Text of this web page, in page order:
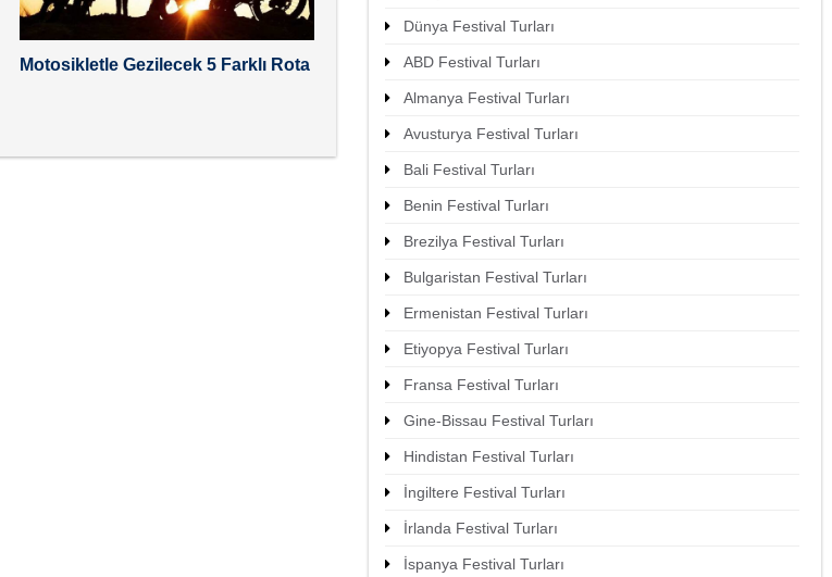
Motosikletle Gezilecek 5 Farklı Rota
Kıbrıs’a Gitmeden Önce Bilmeniz
Dünya Festival Turları
ABD Festival Turları
Almanya Festival Turları
Avusturya Festival Turları
Bali Festival Turları
Benin Festival Turları
Brezilya Festival Turları
Bulgaristan Festival Turları
Ermenistan Festival Turları
Etiyopya Festival Turları
Fransa Festival Turları
Gine-Bissau Festival Turları
Hindistan Festival Turları
İngiltere Festival Turları
İrlanda Festival Turları
İspanya Festival Turları